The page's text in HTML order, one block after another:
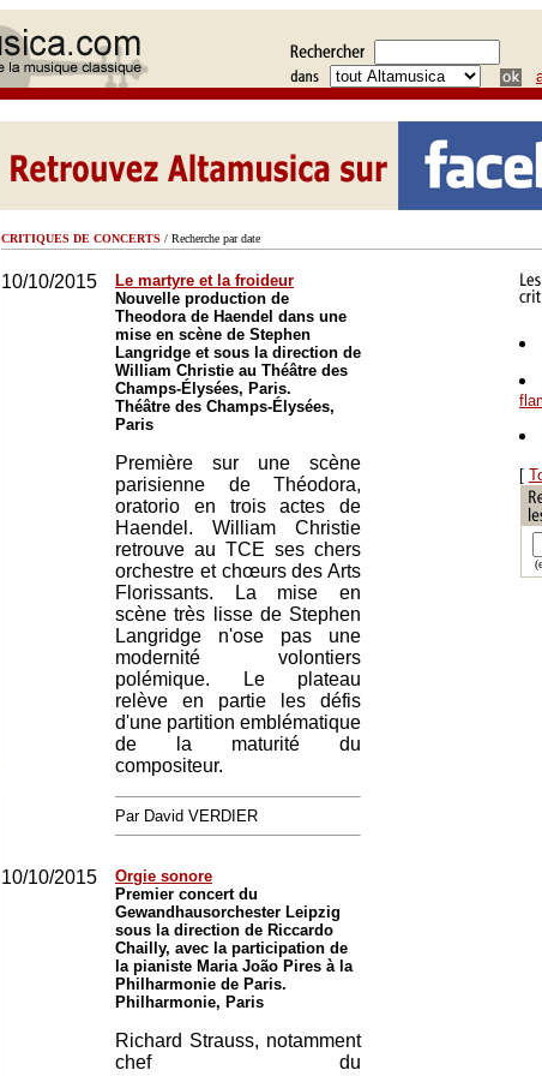
CRITIQUES DE CONCERTS / Recherche par date
10/10/2015
Le martyre et la froideur
Nouvelle production de
Theodora de Haendel dans une
mise en scène de Stephen
Langridge et sous la direction de
William Christie au Théâtre des
Champs-Élysées, Paris.
Théâtre des Champs-Élysées,
Paris
Première sur une scène
parisienne de Théodora,
oratorio en trois actes de
Haendel. William Christie
retrouve au TCE ses chers
orchestre et chœurs des Arts
Florissants. La mise en
scène très lisse de Stephen
Langridge n'ose pas une
modernité volontiers
polémique. Le plateau
relève en partie les défis
d'une partition emblématique
de la maturité du
compositeur.
Par David VERDIER
10/10/2015
Orgie sonore
Premier concert du
Gewandhausorchester Leipzig
sous la direction de Riccardo
Chailly, avec la participation de
la pianiste Maria João Pires à la
Philharmonie de Paris.
Philharmonie, Paris
Richard Strauss, notamment
chef du
[